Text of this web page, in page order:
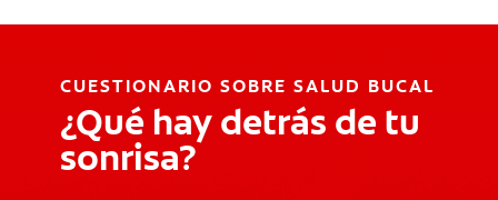
CUESTIONARIO SOBRE SALUD BUCAL
¿Qué hay detrás de tu
sonrisa?